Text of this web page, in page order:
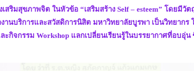
มสุขภาพจิต ในหัวข้อ “เสริมสร้าง Self – esteem” โดยมีวั
บริการและสวัสดิการนิสิต มหาวิทยาลัยบูรพา เป็นวิทยากร
กิจกรรม Workshop แลกเปลี่ยนเรียนรู้ในบรรยากาศที่อบ